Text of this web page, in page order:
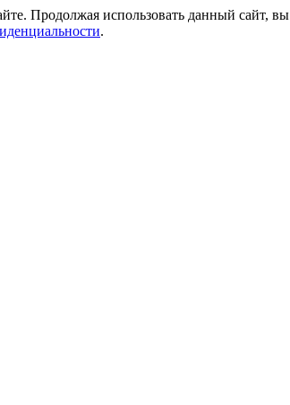
Продолжая использовать данный сайт, вы
.